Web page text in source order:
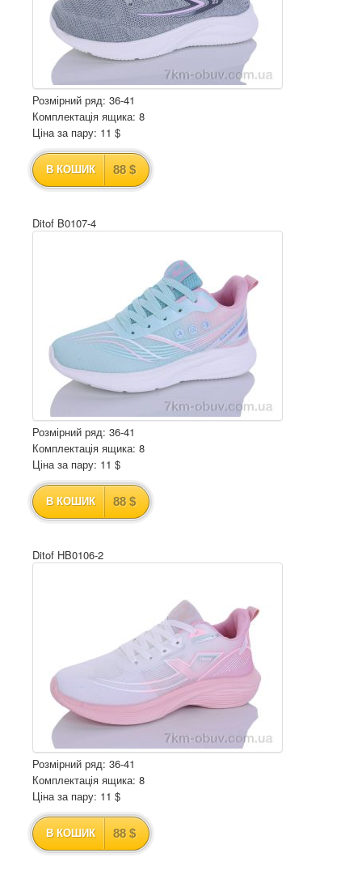
Розмірний ряд: 36-41
Комплектація ящика: 8
Ціна за пару: 11 $
В КОШИК 88 $
Ditof B0107-4
Розмірний ряд: 36-41
Комплектація ящика: 8
Ціна за пару: 11 $
В КОШИК 88 $
Ditof HB0106-2
Розмірний ряд: 36-41
Комплектація ящика: 8
Ціна за пару: 11 $
В КОШИК 88 $